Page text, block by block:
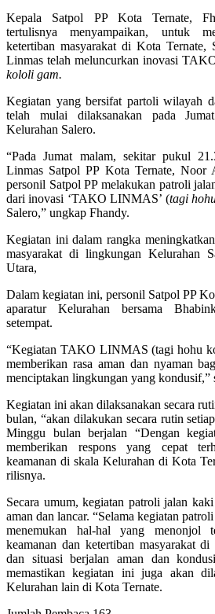
Kepala Satpol PP Kota Ternate,
tertulisnya menyampaikan, untuk
ketertiban masyarakat di Kota Ternate,
Linmas telah meluncurkan inovasi
kololi gam.
Kegiatan yang bersifat partoli wilayah
telah mulai dilaksanakan pada
Kelurahan Salero.
“Pada Jumat malam, sekitar pukul
Linmas Satpol PP Kota Ternate, Noor
personil Satpol PP melakukan patroli
dari inovasi ‘TAKO LINMAS’ (tagi
Salero,” ungkap Fhandy.
Kegiatan ini dalam rangka
masyarakat di lingkungan Kelurahan
Utara,
Dalam kegiatan ini, personil Satpol PP
aparatur Kelurahan bersama
setempat.
“Kegiatan TAKO LINMAS (tagi hohu
memberikan rasa aman dan nyaman
menciptakan lingkungan yang kondusif,”
Kegiatan ini akan dilaksanakan secara
bulan, “akan dilakukan secara rutin
Minggu bulan berjalan “Dengan
memberikan respons yang cepat
keamanan di skala Kelurahan di Kota
rilisnya.
Secara umum, kegiatan patroli jalan
aman dan lancar. “Selama kegiatan
menemukan hal-hal yang menonjol
keamanan dan ketertiban masyarakat
dan situasi berjalan aman dan
memastikan kegiatan ini juga akan
Kelurahan lain di Kota Ternate.